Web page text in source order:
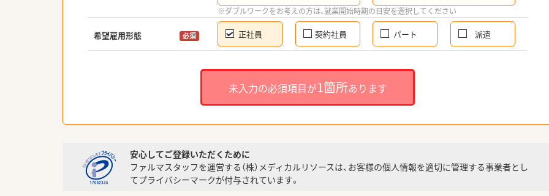
※ダブルワークをお考えの方は、就業開始時期の目安を選択してください
希望雇用形態 必須 正社員 契約社員 パート 派遣
未入力の必須項目が1箇所あります
安心してご登録いただくために
ファルマスタッフを運営する（株）メディカルリソースは、お客様の個人情報を適切に管理する事業者とし
てプライバシーマークが付与されています。